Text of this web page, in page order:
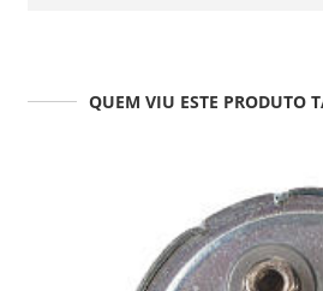
QUEM VIU ESTE PRODUTO